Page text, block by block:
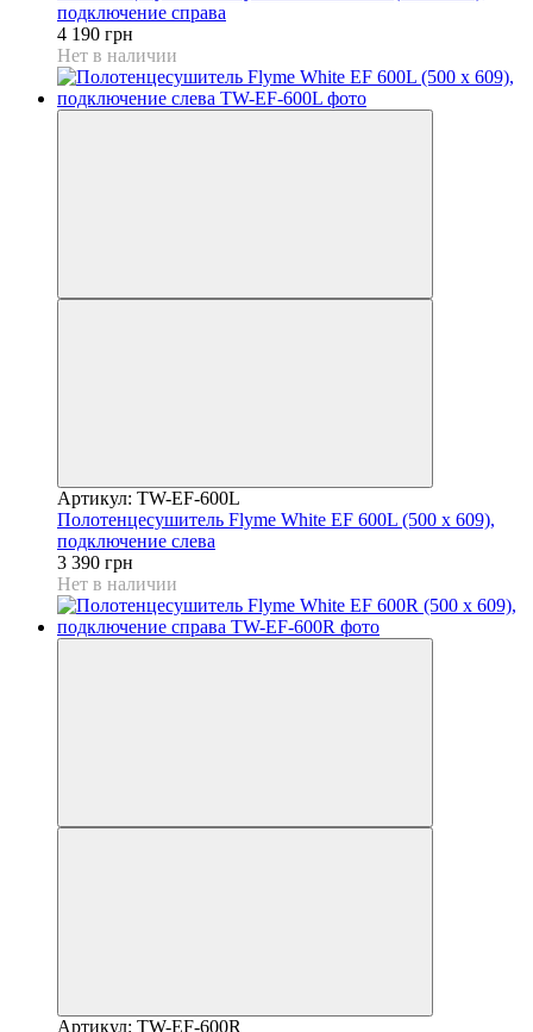
подключение справа
4 190 грн
Нет в наличии
Артикул: TW-EF-600L
Полотенцесушитель Flyme White EF 600L (500 х 609),
подключение слева
3 390 грн
Нет в наличии
Артикул: TW-EF-600R